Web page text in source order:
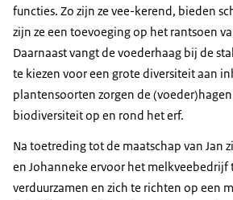
functies. Zo zijn ze vee-kerend, bieden
zijn ze een toevoeging op het rantsoen
Daarnaast vangt de voederhaag bij de
te kiezen voor een grote diversiteit aan
plantensoorten zorgen de
biodiversiteit op en rond het erf.
Na toetreding tot de maatschap van Jan
en Johanneke ervoor het melkveebedrijf
verduurzamen en zich te richten op een